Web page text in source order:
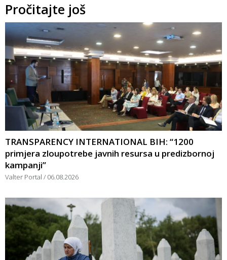
Pročitajte još
TRANSPARENCY INTERNATIONAL BIH: “1200
primjera zloupotrebe javnih resursa u predizbornoj
kampanji”
Valter Portal 06.08.2026